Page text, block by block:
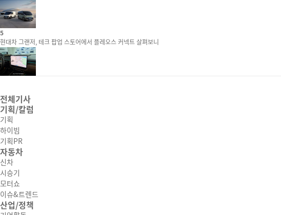
5
현대차 그랜저, 테크 팝업 스토어에서 플레오스 커넥트 살펴보니
전체기사
기획/칼럼
기획
하이빔
기획PR
자동차
신차
시승기
모터쇼
이슈&트렌드
산업/정책